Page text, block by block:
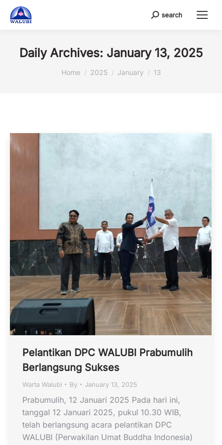
Search:
search
Daily Archives: January 13, 2025
You are here:
Home 2025 January 13
Pelantikan DPC WALUBI Prabumulih
Berlangsung Sukses
Warta Walubi By January 13, 2025
Prabumulih, 12 Januari 2025 Pada hari ini,
tanggal 12 Januari 2025, pukul 10.30 WIB,
telah berlangsung acara pelantikan DPC
WALUBI (Perwakilan Umat Buddha Indonesia)